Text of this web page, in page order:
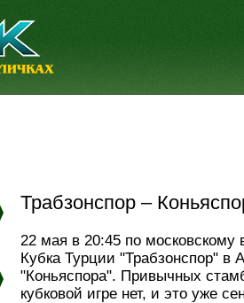
Трабзонспор –
22 мая в 20:45 по
Кубка Турции "Трабзонспор" в
"Коньяспора". Привычных
кубковой игре нет, и это уже